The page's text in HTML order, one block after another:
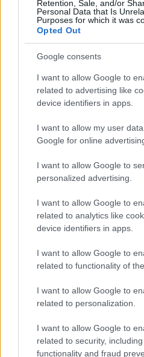
Retention, Sale, and/or
Personal Data that Is
Purposes for which it was
Opted Out
Google consents
I want to allow Google to
related to advertising like
device identifiers in apps.
I want to allow my user
Google for online
I want to allow Google to
personalized advertising.
I want to allow Google to
related to analytics like
device identifiers in apps.
I want to allow Google to
related to functionality of
I want to allow Google to
related to personalization.
I want to allow Google to
related to security,
functionality and fraud
AJÁNLJUK MÉG
Helyi hírek
Gyárleállításokkal és
tehermentesíti a
STRABAG
Helyi hírek
M1: a hőségben is
terítése a Torbágyi úton